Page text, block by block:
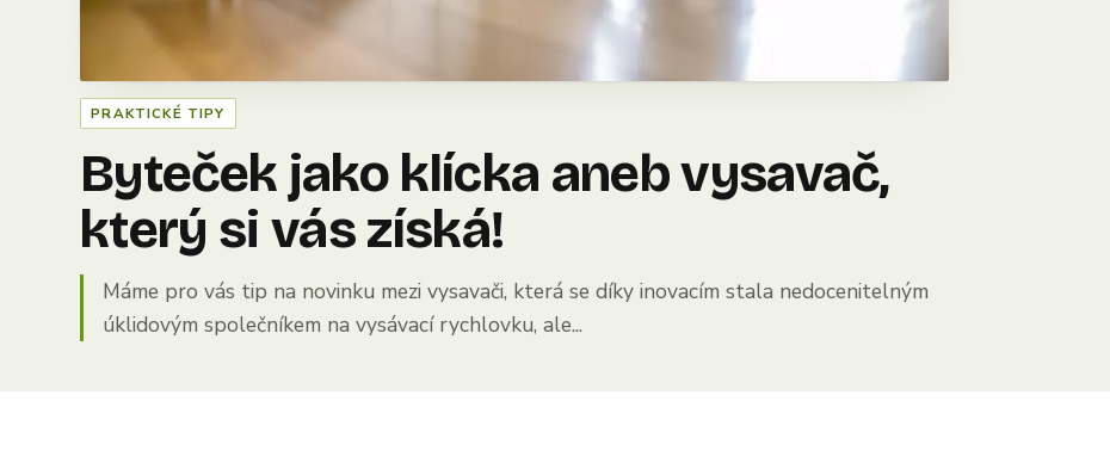
Byteček jako klícka aneb vysavač,
který si vás získá!
Máme pro vás tip na novinku mezi vysavači, která se díky inovacím stala nedocenitelným
úklidovým společníkem na vysávací rychlovku, ale...
PRAKTICKÉ TIPY